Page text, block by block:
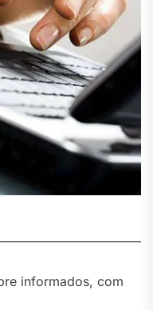
informados, com